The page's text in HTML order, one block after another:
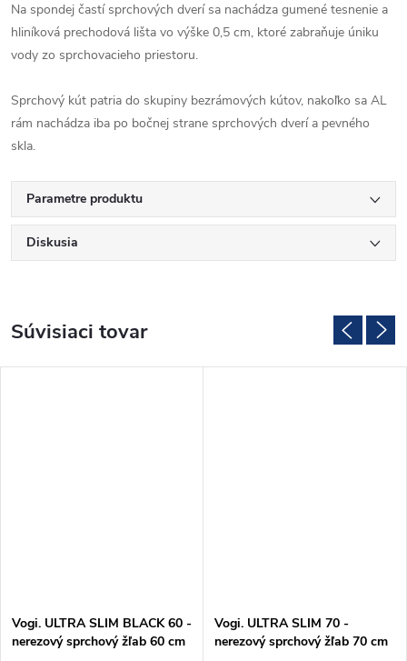
Na spondej častí sprchových dverí sa nachádza gumené tesnenie a
hliníková prechodová lišta vo výške 0,5 cm, ktoré zabraňuje úniku
vody zo sprchovacieho priestoru.
Sprchový kút patria do skupiny bezrámových kútov, nakoľko sa AL
rám nachádza iba po bočnej strane sprchových dverí a pevného
skla.
Parametre produktu
Diskusia
Súvisiaci tovar
Vogi. ULTRA SLIM BLACK 60 -
nerezový sprchový žľab 60 cm
Vogi. ULTRA SLIM 70 -
nerezový sprchový žľab 70 cm